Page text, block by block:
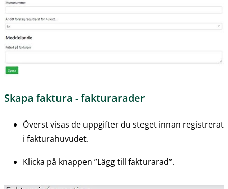
Skapa faktura - fakturarader
Överst visas de uppgifter du steget innan registrerat
i fakturahuvudet.
Klicka på knappen ”Lägg till fakturarad”.